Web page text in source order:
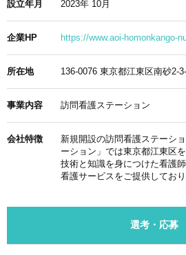
設立年月 2023年 10月
企業HP https://www.aoi-homonkango-
所在地 136-0076 東京都江東区南砂2-
事業内容 訪問看護ステーション
会社特徴
新規開設の訪問看護ステーシ
ーション」では東京都江東区
技術と知識を身につけた看護
看護サービスをご提供しており
選考・応募